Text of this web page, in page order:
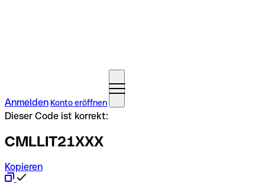
Anmelden Konto eröffnen
Dieser Code ist korrekt:
CMLLIT21XXX
Kopieren